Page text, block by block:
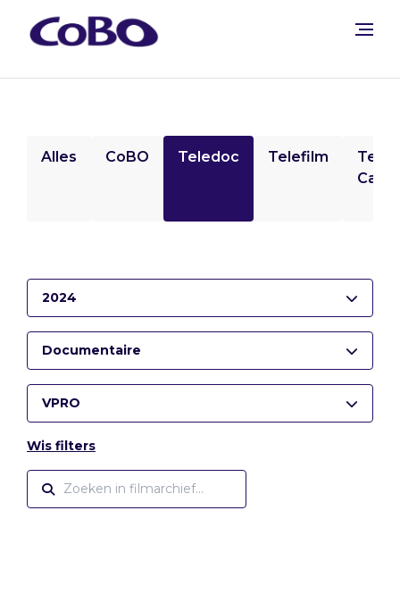
Alles CoBO Teledoc Telefilm
2024
Documentaire
VPRO
Wis filters